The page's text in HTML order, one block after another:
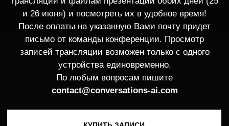
По любым вопросам пишите
contact@conversations-ai.co m
Ждем вас 2 декабря на
Conversations 2026 в Москве